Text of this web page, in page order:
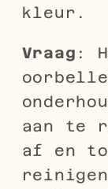
kleur.
Vraag :
aan te
af en